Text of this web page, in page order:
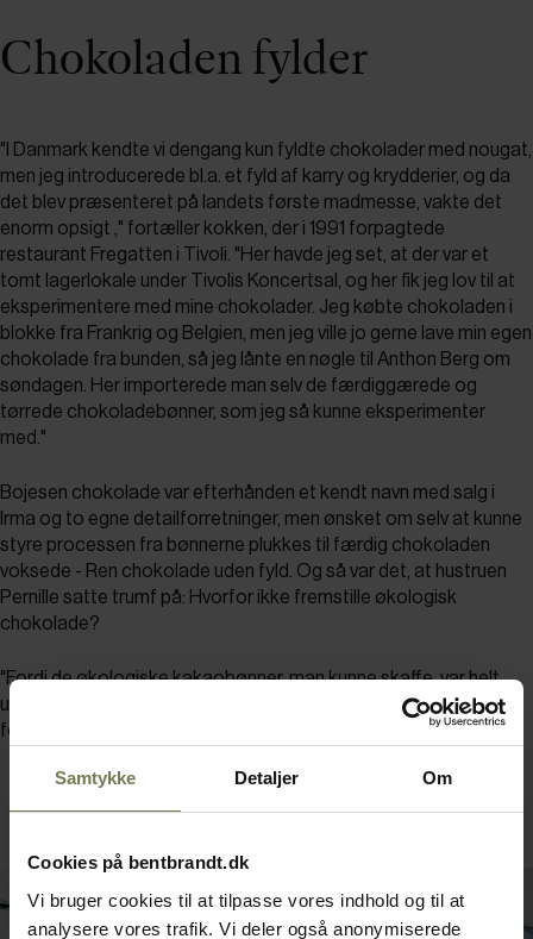
Samtykke Detaljer Om
Cookies på bentbrandt.dk
Vi bruger cookies til at tilpasse vores indhold og til at
analysere vores trafik. Vi deler også anonymiserede
Chokoladen fylder
"I Danmark kendte vi dengang kun fyldte chokolader med nougat,
men jeg introducerede bl.a. et fyld af karry og krydderier, og da
det blev præsenteret på landets første madmesse, vakte det
enorm opsigt ," fortæller kokken, der i 1991 forpagtede
restaurant Fregatten i Tivoli. "Her havde jeg set, at der var et
tomt lagerlokale under Tivolis Koncertsal, og her fik jeg lov til at
eksperimentere med mine chokolader. Jeg købte chokoladen i
blokke fra Frankrig og Belgien, men jeg ville jo gerne lave min egen
chokolade fra bunden, så jeg lånte en nøgle til Anthon Berg om
søndagen. Her importerede man selv de færdiggærede og
tørrede chokoladebønner, som jeg så kunne eksperimenter
med."
Bojesen chokolade var efterhånden et kendt navn med salg i
Irma og to egne detailforretninger, men ønsket om selv at kunne
styre processen fra bønnerne plukkes til færdig chokoladen
voksede - Ren chokolade uden fyld. Og så var det, at hustruen
Pernille satte trumf på: Hvorfor ikke fremstille økologisk
chokolade?
"Fordi de økologiske kakaobønner, man kunne skaffe, var helt
uinteressante. Derfor smager økologisk chokolade ikke godt,"
fortæller Rasmus. "Men hun blev ved."